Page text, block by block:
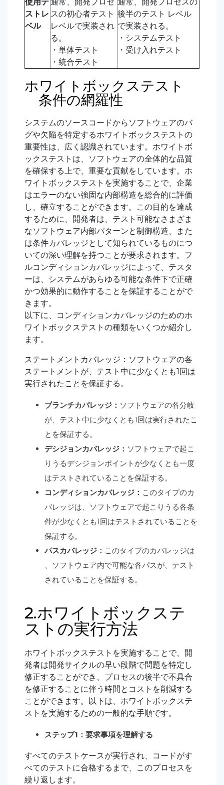
ストレ
ベル
スの初心者テスト
レベルで実装され
る。
・単体テスト
・統合テスト
後半のテスト レベル
で実装される。
・システムテスト
・受け入れテスト
ホワイトボックステスト
条件の網羅性
システムのソースコードからソフトウェアのバ
グや欠陥を特定するホワイトボックステストの
重要性は、広く認識されています。ホワイトボ
ックステストは、ソフトウェアの全体的な品質
を確保する上で、重要な貢献をしています。ホ
ワイトボックステストを実施することで、企業
はエラーのない強固な内部構造を総合的に評価
し、確立することができます。この目的を達成
するために、開発者は、テスト可能なさまざま
なソフトウェア内部パターンと制御構造、また
は条件カバレッジとして知られているものにつ
いての深い理解を持つことが要求されます。フ
ルコンディションカバレッジによって、テスタ
ーは、システムがあらゆる可能な条件下で正確
かつ効果的に動作することを保証することがで
きます。
以下に、コンディションカバレッジのためのホ
ワイトボックステストの種類をいくつか紹介し
ます。
ステートメントカバレッジ：ソフトウェアの各
ステートメントが、テスト中に少なくとも1回は
実行されたことを保証する。
ブランチカバレッジ： ソフトウェアの各分岐
が、テスト中に少なくとも1回は実行されたこ
とを保証する。
デシジョンカバレッジ： ソフトウェアで起こ
りうるデシジョンポイントが少なくとも一度
はテストされていることを保証する。
コンディションカバレッジ： このタイプのカ
バレッジは、ソフトウェアで起こりうる各条
件が少なくとも1回はテストされていることを
保証する。
パスカバレッジ： このタイプのカバレッジは
、ソフトウェア内で可能な各パスが、テスト
されていることを保証する。
2.ホワイトボックステ
ストの実行方法
ホワイトボックステストを実施することで、開
発者は開発サイクルの早い段階で問題を特定し
修正することができ、プロセスの後半で不具合
を修正することに伴う時間とコストを削減する
ことができます。以下は、ホワイトボックステ
ストを実施するための一般的な手順です。
ステップ1：要求事項を理解する
すべてのテストケースが実行され、コードがす
べてのテストに合格するまで、このプロセスを
繰り返します。